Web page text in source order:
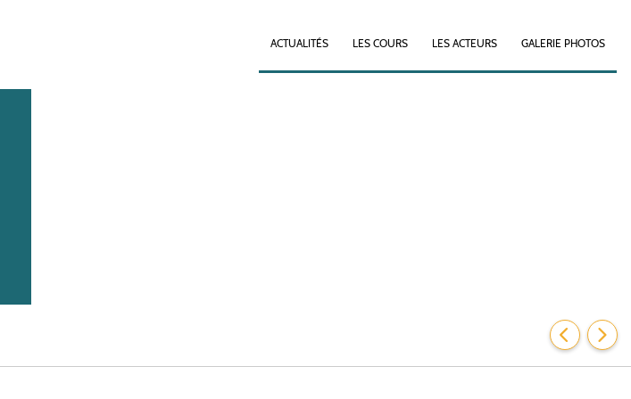
ACTUALITÉS LES COURS LES ACTEURS GALERIE PHOTOS